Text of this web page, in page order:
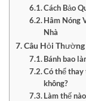
Cách Bảo
Hâm Nóng
Nhà
Câu Hỏi Thường
Bánh bao
Có thể thay
không?
Làm thế